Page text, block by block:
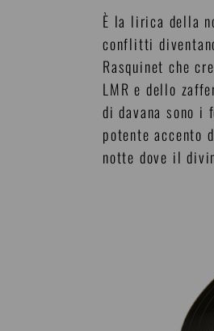
È la lirica della
conflitti
Rasquinet che
LMR e dello
di davana sono i
potente accento
notte dove il